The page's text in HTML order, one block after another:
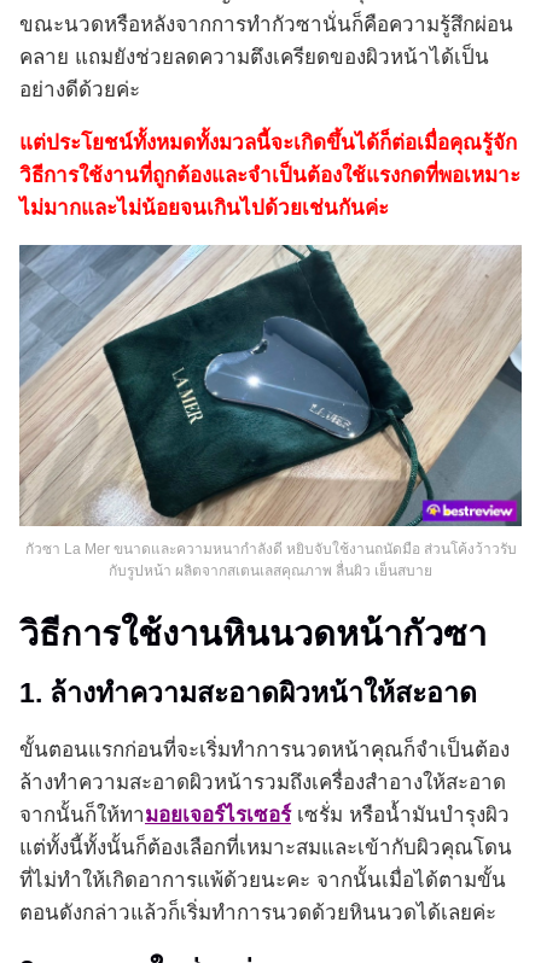
ขณะนวดหรือหลังจากการทำกัวซานั่นก็คือความรู้สึกผ่อน
คลาย แถมยังช่วยลดความตึงเครียดของผิวหน้าได้เป็น
อย่างดีด้วยค่ะ
แต่ประโยชน์ทั้งหมดทั้งมวลนี้จะเกิดขึ้นได้ก็ต่อเมื่อคุณรู้จัก
วิธีการใช้งานที่ถูกต้องและจำเป็นต้องใช้แรงกดที่พอเหมาะ
ไม่มากและไม่น้อยจนเกินไปด้วยเช่นกันค่ะ
กัวซา La Mer ขนาดและความหนากำลังดี หยิบจับใช้งานถนัดมือ ส่วนโค้งว้าวรับ
กับรูปหน้า ผลิตจากสเตนเลสคุณภาพ ลื่นผิว เย็นสบาย
วิธีการใช้งานหินนวดหน้ากัวซา
1. ล้างทำความสะอาดผิวหน้าให้สะอาด
ขั้นตอนแรกก่อนที่จะเริ่มทำการนวดหน้าคุณก็จำเป็นต้อง
ล้างทำความสะอาดผิวหน้ารวมถึงเครื่องสำอางให้สะอาด
จากนั้นก็ให้ทามอยเจอร์ไรเซอร์เซรั่ม หรือน้ำมันบำรุงผิว
แต่ทั้งนี้ทั้งนั้นก็ต้องเลือกที่เหมาะสมและเข้ากับผิวคุณโดน
ที่ไม่ทำให้เกิดอาการแพ้ด้วยนะคะ จากนั้นเมื่อได้ตามขั้น
ตอนดังกล่าวแล้วก็เริ่มทำการนวดด้วยหินนวดได้เลยค่ะ